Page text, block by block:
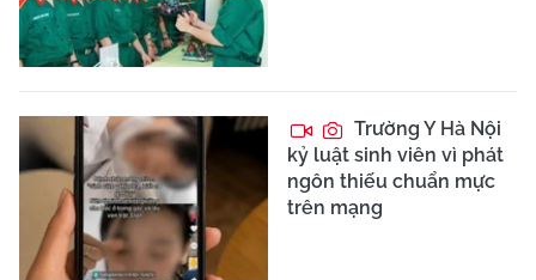
Trường Y Hà Nội
kỷ luật sinh viên vì phát
ngôn thiếu chuẩn mực
trên mạng